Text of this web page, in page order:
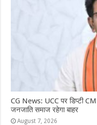
CG News: UCC पर डिप्टी
जनजाति समाज रहेगा बाहर
August 7, 2026